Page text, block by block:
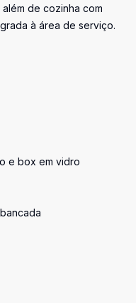
de cozinha com
à área de serviço.
e box em vidro